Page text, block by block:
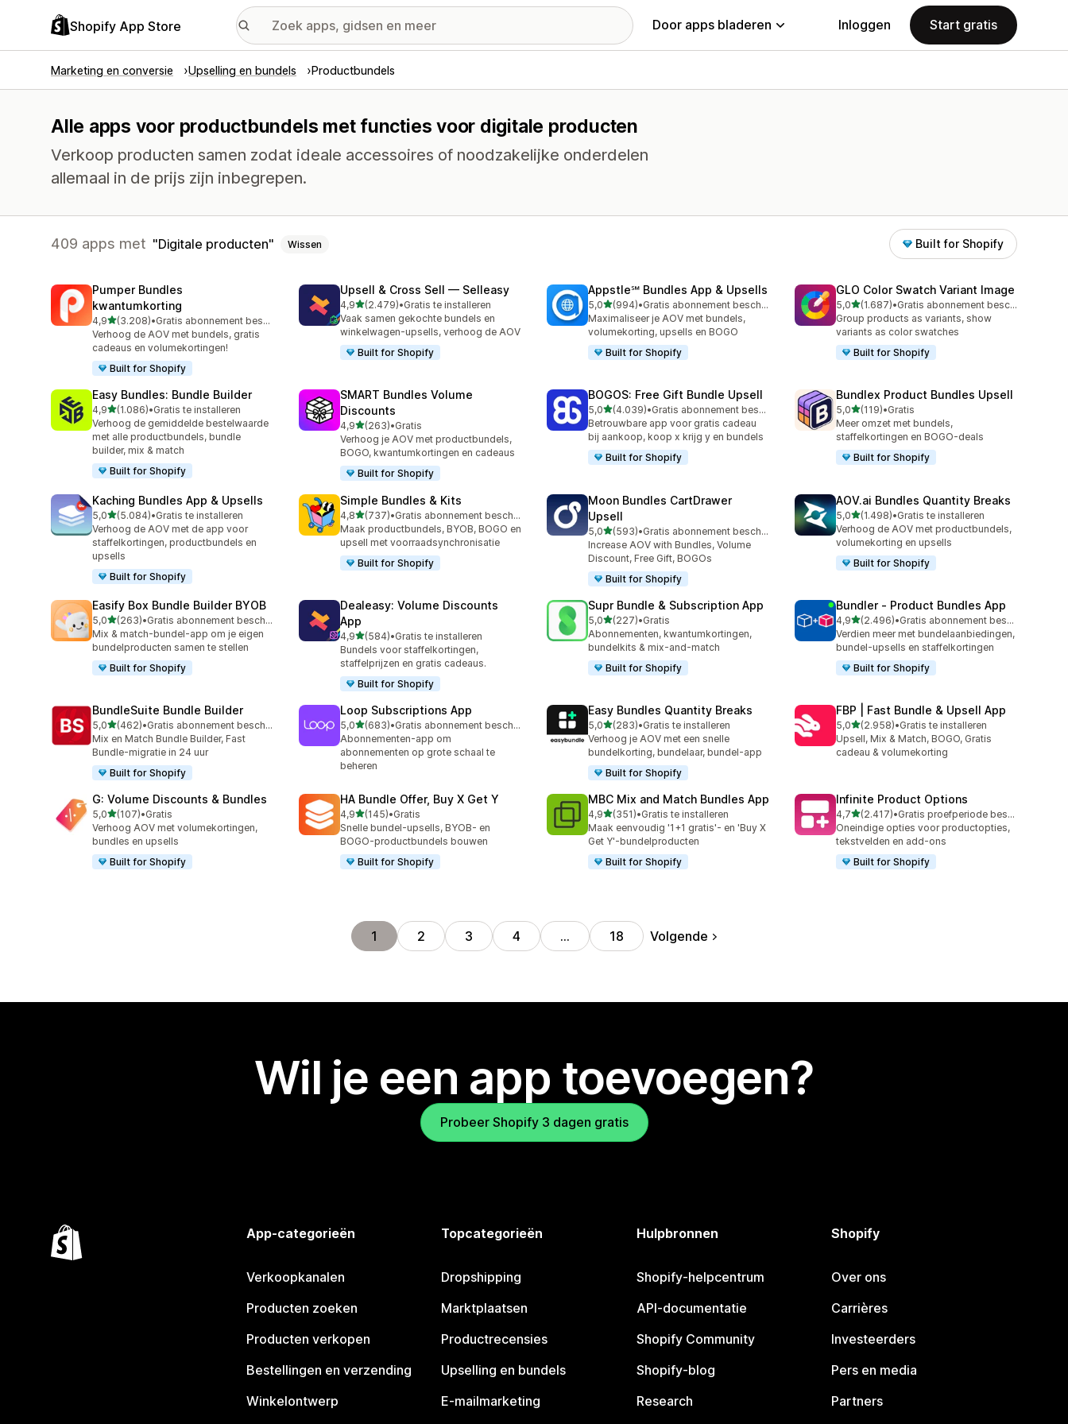
Shopify App Store Door apps bladeren Inloggen Start gratis
Marketing en conversie Upselling en bundels Productbundels
Alle apps voor productbundels met functies voor digitale producten
Verkoop producten samen zodat ideale accessoires of noodzakelijke onderdelen
allemaal in de prijs zijn inbegrepen.
409 apps met Digitale producten Wissen Built for Shopify
Pumper Bundles
kwantumkorting
4,9van 5 sterren
(3.208)
3208 recensies in totaal
•
Gratis abonnement beschikbaar
Verhoog de AOV met bundels, gratis
cadeaus en volumekortingen!
Built for Shopify
Upsell & Cross Sell — Selleasy
4,9van 5 sterren
(2.479)
2479 recensies in totaal
•Gratis te installeren
Vaak samen gekochte bundels en
winkelwagen-upsells, verhoog de AOV
Built for Shopify
Appstle℠ Bundles App & Upsells
5,0van 5 sterren
(994)
994 recensies in totaal
•
Gratis abonnement beschikbaar
Maximaliseer je AOV met bundels,
volumekorting, upsells en BOGO
Built for Shopify
GLO Color Swatch Variant Image
5,0van 5 sterren
(1.687)
1687 recensies in totaal
•
Gratis abonnement beschikbaar
Group products as variants, show
variants as color swatches
Built for Shopify
Easy Bundles: Bundle Builder
4,9van 5 sterren
(1.086)
1086 recensies in totaal
•Gratis te installeren
Verhoog de gemiddelde bestelwaarde
met alle productbundels, bundle
builder, mix & match
Built for Shopify
SMART Bundles Volume
Discounts
4,9van 5 sterren
(263)
263 recensies in totaal
•Gratis
Verhoog je AOV met productbundels,
BOGO, kwantumkortingen en cadeaus
Built for Shopify
BOGOS: Free Gift Bundle Upsell
5,0van 5 sterren
(4.039)
4039 recensies in totaal
•
Gratis abonnement beschikbaar
Betrouwbare app voor gratis cadeau
bij aankoop, koop x krijg y en bundels
Built for Shopify
Bundlex Product Bundles Upsell
5,0van 5 sterren
(119)
119 recensies in totaal
•Gratis
Meer omzet met bundels,
staffelkortingen en BOGO-deals
Built for Shopify
Kaching Bundles App & Upsells
5,0van 5 sterren
(5.084)
5084 recensies in totaal
•Gratis te installeren
Verhoog de AOV met de app voor
staffelkortingen, productbundels en
upsells
Built for Shopify
Simple Bundles & Kits
4,8van 5 sterren
(737)
737 recensies in totaal
•
Gratis abonnement beschikbaar
Maak productbundels, BYOB, BOGO en
upsell met voorraadsynchronisatie
Built for Shopify
Moon Bundles CartDrawer
Upsell
5,0van 5 sterren
(593)
593 recensies in totaal
•
Gratis abonnement beschikbaar
Increase AOV with Bundles, Volume
Discount, Free Gift, BOGOs
Built for Shopify
AOV.ai Bundles Quantity Breaks
5,0van 5 sterren
(1.498)
1498 recensies in totaal
•Gratis te installeren
Verhoog de AOV met productbundels,
volumekorting en upsells
Built for Shopify
Easify Box Bundle Builder BYOB
5,0van 5 sterren
(263)
263 recensies in totaal
•
Gratis abonnement beschikbaar
Mix & match-bundel-app om je eigen
bundelproducten samen te stellen
Built for Shopify
Dealeasy: Volume Discounts
App
4,9van 5 sterren
(584)
584 recensies in totaal
•Gratis te installeren
Bundels voor staffelkortingen,
staffelprijzen en gratis cadeaus.
Built for Shopify
Supr Bundle & Subscription App
5,0van 5 sterren
(227)
227 recensies in totaal
•Gratis
Abonnementen, kwantumkortingen,
bundelkits & mix-and-match
Built for Shopify
Bundler ‑ Product Bundles App
4,9van 5 sterren
(2.496)
2496 recensies in totaal
•
Gratis abonnement beschikbaar
Verdien meer met bundelaanbiedingen,
bundel-upsells en staffelkortingen
Built for Shopify
BundleSuite Bundle Builder
5,0van 5 sterren
(462)
462 recensies in totaal
•
Gratis abonnement beschikbaar
Mix en Match Bundle Builder, Fast
Bundle-migratie in 24 uur
Built for Shopify
Loop Subscriptions App
5,0van 5 sterren
(683)
683 recensies in totaal
•
Gratis abonnement beschikbaar
Abonnementen-app om
abonnementen op grote schaal te
beheren
Easy Bundles Quantity Breaks
5,0van 5 sterren
(283)
283 recensies in totaal
•Gratis te installeren
Verhoog je AOV met een snelle
bundelkorting, bundelaar, bundel-app
Built for Shopify
FBP | Fast Bundle & Upsell App
5,0van 5 sterren
(2.958)
2958 recensies in totaal
•Gratis te installeren
Upsell, Mix & Match, BOGO, Gratis
cadeau & volumekorting
G: Volume Discounts & Bundles
5,0van 5 sterren
(107)
107 recensies in totaal
•Gratis
Verhoog AOV met volumekortingen,
bundles en upsells
Built for Shopify
HA Bundle Offer, Buy X Get Y
4,9van 5 sterren
(145)
145 recensies in totaal
•Gratis
Snelle bundel-upsells, BYOB- en
BOGO-productbundels bouwen
Built for Shopify
MBC Mix and Match Bundles App
4,9van 5 sterren
(351)
351 recensies in totaal
•Gratis te installeren
Maak eenvoudig '1+1 gratis'- en 'Buy X
Get Y'-bundelproducten
Built for Shopify
Infinite Product Options
4,7van 5 sterren
(2.417)
2417 recensies in totaal
•
Gratis proefperiode beschikbaar
Oneindige opties voor productopties,
tekstvelden en add-ons
Built for Shopify
1 2 3 4 … 18 Volgende
Wil je een app toevoegen?
Probeer Shopify 3 dagen gratis
App-categorieën
Verkoopkanalen
Producten zoeken
Producten verkopen
Bestellingen en verzending
Winkelontwerp
Topcategorieën
Dropshipping
Marktplaatsen
Productrecensies
Upselling en bundels
E-mailmarketing
Hulpbronnen
Shopify-helpcentrum
API-documentatie
Shopify Community
Shopify-blog
Research
Shopify
Over ons
Carrières
Investeerders
Pers en media
Partners